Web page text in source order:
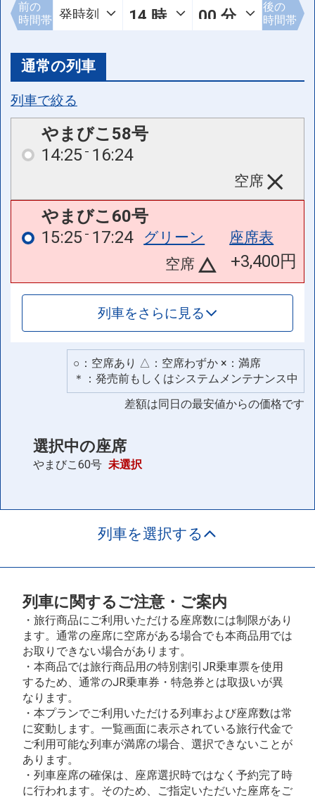
前の
時間帯
後の
時間帯
通常の列車
列車で絞る
やまびこ58号
14:25 16:24
空席
やまびこ60号
15:25 17:24 グリーン
座席表
空席
+3,400円
列車をさらに見る
○：空席あり △：空席わずか ×：満席
＊：発売前もしくはシステムメンテナンス中
差額は同日の最安値からの価格です
選択中の座席
やまびこ60号 未選択
列車を選択する
列車に関するご注意・ご案内
・旅行商品にご利用いただける座席数には制限があり
ます。通常の座席に空席がある場合でも本商品用では
お取りできない場合があります。
・本商品では旅行商品用の特別割引JR乗車票を使用
するため、通常のJR乗車券・特急券とは取扱いが異
なります。
・本プランでご利用いただける列車および座席数は常
に変動します。一覧画面に表示されている旅行代金で
ご利用可能な列車が満席の場合、選択できないことが
あります。
・列車座席の確保は、座席選択時ではなく予約完了時
に行われます。そのため、ご指定いただいた座席をご